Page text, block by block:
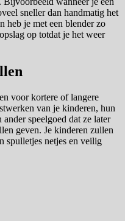
sneller dan handmatig het
heb je met een blender zo
op totdat je het weer
voor kortere of langere
van je kinderen, hun
speelgoed dat ze later
geven. Je kinderen zullen
spulletjes netjes en veilig